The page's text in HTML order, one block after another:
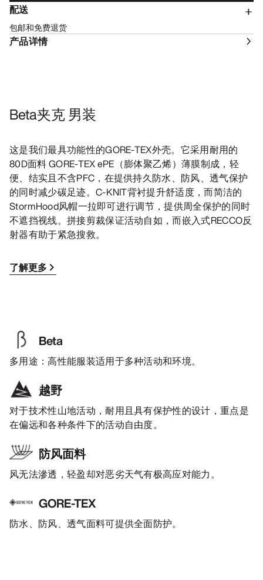
配送
包邮和免费退货
产品详情
Beta夹克 男装
这是我们最具功能性的GORE-TEX外壳。它采用耐用的
80D面料 GORE-TEX ePE（膨体聚乙烯）薄膜制成，轻
便、结实且不含PFC，在提供持久防水、防风、透气保护
的同时减少碳足迹。C-KNIT背衬提升舒适度，而简洁的
StormHood风帽一拉即可进行调节，提供周全保护的同时
不遮挡视线。拼接剪裁保证活动自如，而嵌入式RECCO反
射器有助于紧急搜救。
了解更多
Beta
多用途：高性能服装适用于多种活动和环境。
越野
对于技术性山地活动，耐用且具有保护性的设计，重点是
在偏远和各种条件下的活动自由度。
防风面料
风无法滲透，轻盈却对恶劣天气有极高应对能力。
GORE-TEX
防水、防风、透气面料可提供全面防护。